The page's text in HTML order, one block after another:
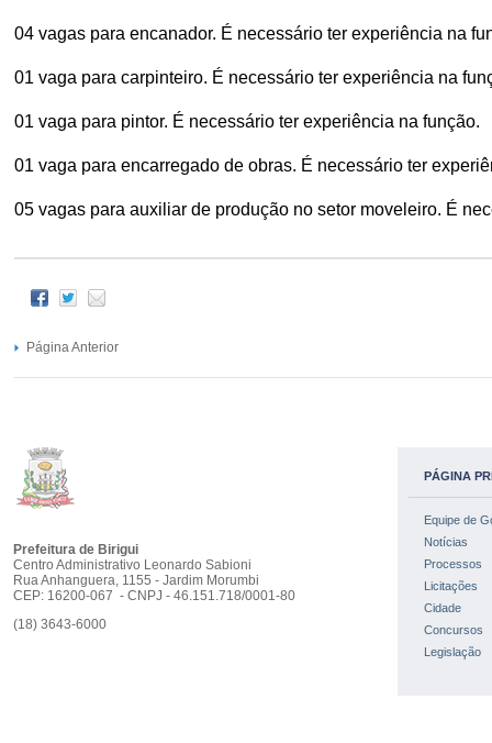
04 vagas para encanador. É necessário ter experiência na
01 vaga para carpinteiro. É necessário ter experiência na
01 vaga para pintor. É necessário ter experiência na função.
01 vaga para encarregado de obras. É necessário ter
05 vagas para auxiliar de produção no setor moveleiro. É
Página Anterior
Prefeitura de Birigui
Centro Administrativo Leonardo Sabioni
Rua Anhanguera, 1155 - Jardim Morumbi
CEP: 16200-067 - CNPJ - 46.151.718/0001-80
(18) 3643-6000
PÁGINA
Equipe de
Notícias
Processos
Licitações
Cidade
Concursos
Legislação